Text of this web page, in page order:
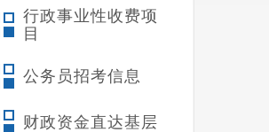
行政事业性收费项
目
公务员招考信息
财政资金直达基层